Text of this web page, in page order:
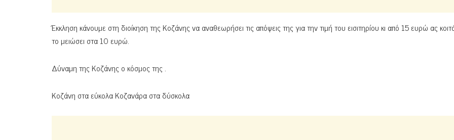
Έκκληση κάνουμε στη διοίκηση της Κοζάνης να αναθεωρήσει τις απόψεις της για την τιμή του εισιτηρίου κι από 15 ευρώ ας
το μειώσει στα 10 ευρώ.
Δύναμη της Κοζάνης ο κόσμος της .
Κοζάνη στα εύκολα Κοζανάρα στα δύσκολα